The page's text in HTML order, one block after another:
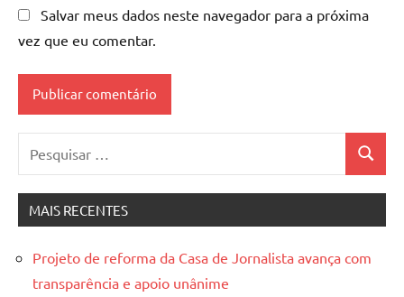
Salvar meus dados neste navegador para a próxima
vez que eu comentar.
MAIS RECENTES
Projeto de reforma da Casa de Jornalista avança com
transparência e apoio unânime